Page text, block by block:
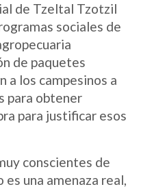
de Tzeltal Tzotzil
sociales de
de paquetes
a los campesinos a
para obtener
para justificar esos
conscientes de
una amenaza real,